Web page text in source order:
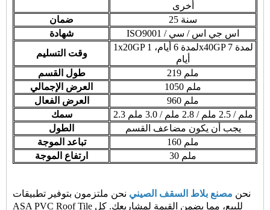
أخرى
ضمان
25 سنة
شهادة
ISO9001 / اس جي اس / سي
وقت التسليم
1x20GP لمدة 6 أيام، 1x40GP لمدة 7
أيام
طول القسم
219 ملم
العرض الإجمالي
1050 ملم
العرض الفعال
960 ملم
سمك
2.3 ملم / 2.5 ملم / 2.8 ملم / 3.0 ملم
الطول
يجب أن يكون مضاعف القسم
تباعد الموجة
160 ملم
ارتفاع الموجة
30 ملم
نحن مصنع بلاط السقف الصيني نحن ملتزمون بتوفير تطبيقات
ASA PVC Roof Tile للبيع، مما يضمن القيمة لمشاريعك. كل